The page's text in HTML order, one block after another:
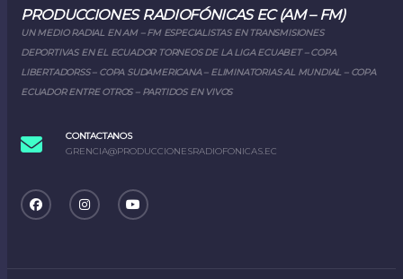
PRODUCCIONES RADIOFÓNICAS EC (AM – FM)
UN MEDIO RADIAL EN AM – FM ESPECIALISTAS EN TRANSMISIONES
DEPORTIVAS EN EL ECUADOR TORNEOS DE LA LIGA ECUABET – COPA
LIBERTADORSS – COPA SUDAMERICANA – ELIMINATORIAS AL MUNDIAL – COPA
ECUADOR ENTRE OTROS – PARTIDOS EN VIVOS
CONTACTANOS
GRENCIA@PRODUCCIONESRADIOFONICAS.EC